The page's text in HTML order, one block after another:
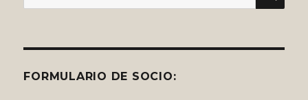
por:
FORMULARIO DE SOCIO: